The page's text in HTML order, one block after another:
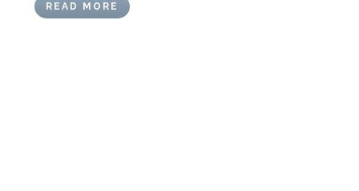
READ MORE